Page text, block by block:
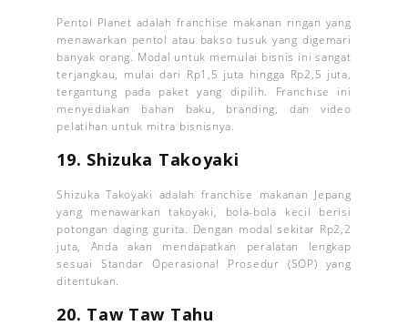
Pentol Planet adalah franchise makanan ringan yang
menawarkan pentol atau bakso tusuk yang digemari
banyak orang. Modal untuk memulai bisnis ini sangat
terjangkau, mulai dari Rp1,5 juta hingga Rp2,5 juta,
tergantung pada paket yang dipilih. Franchise ini
menyediakan bahan baku, branding, dan video
pelatihan untuk mitra bisnisnya.
19. Shizuka Takoyaki
Shizuka Takoyaki adalah franchise makanan Jepang
yang menawarkan takoyaki, bola-bola kecil berisi
potongan daging gurita. Dengan modal sekitar Rp2,2
juta, Anda akan mendapatkan peralatan lengkap
sesuai Standar Operasional Prosedur (SOP) yang
ditentukan.
20. Taw Taw Tahu